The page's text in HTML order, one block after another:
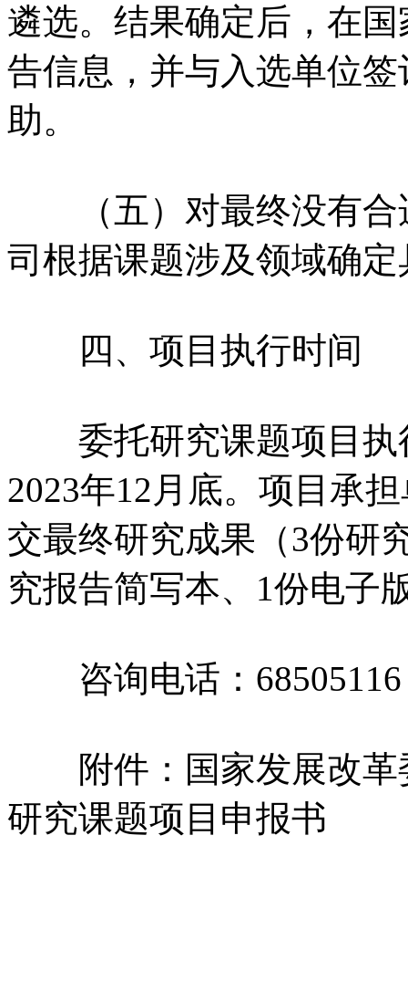
遴选。结果确定后，在
告信息，并与入选单位
助。
（五）对最终没有合
司根据课题涉及领域确
四、项目执行时间
委托研究课题项目执
2023年12月底。项目承
交最终研究成果（3份研
究报告简写本、1份电子
咨询电话：68505116
附件：国家发展改革
研究课题项目申报书